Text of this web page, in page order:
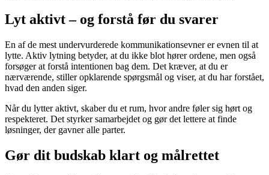
Lyt aktivt – og forstå før du svarer
En af de mest undervurderede kommunikationsevner er evnen til at
lytte. Aktiv lytning betyder, at du ikke blot hører ordene, men også
forsøger at forstå intentionen bag dem. Det kræver, at du er
nærværende, stiller opklarende spørgsmål og viser, at du har forstået,
hvad den anden siger.
Når du lytter aktivt, skaber du et rum, hvor andre føler sig hørt og
respekteret. Det styrker samarbejdet og gør det lettere at finde
løsninger, der gavner alle parter.
Gør dit budskab klart og målrettet